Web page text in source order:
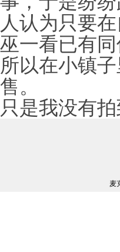
人认为只要
巫一看已有
所以在小镇
售。
只是我没有拍
麦